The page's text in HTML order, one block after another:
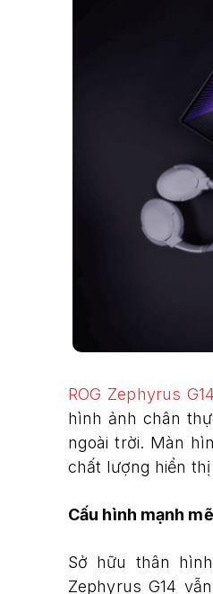
ROG Zephyrus G14
hình ảnh chân
ngoài trời. Màn
chất lượng hiển
Cấu hình mạnh
Sở hữu thân
Zephyrus G14